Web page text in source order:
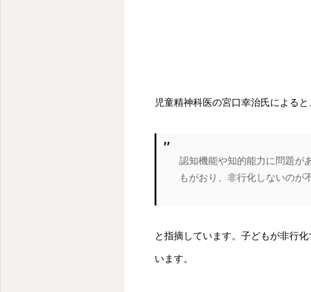
児童精神科医の宮口幸治氏によると
認知機能や知的能力に問題が
もがおり、非行化しないのが
と指摘しています。子どもが非行
います。